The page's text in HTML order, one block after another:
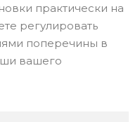
практически на
регулировать
поперечины в
вашего